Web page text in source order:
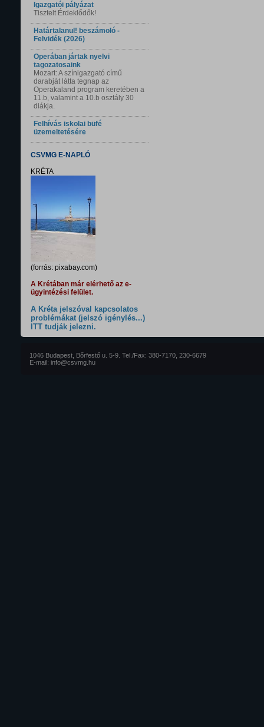
Igazgatói pályázat
Tisztelt Érdeklődők!
Határtalanul! beszámoló -
Felvidék (2026)
Operában jártak nyelvi
tagozatosaink
Mozart: A színigazgató című
darabját látta tegnap az
Operakaland program keretében a
11.b, valamint a 10.b osztály 30
diákja.
Felhívás iskolai büfé
üzemeltetésére
CSVMG E-NAPLÓ
KRÉTA
(forrás: pixabay.com)
A Krétában már elérhető az e-
ügyintézési felület.
A Kréta jelszóval kapcsolatos
problémákat (jelszó igénylés...)
ITT tudják jelezni.
1046 Budapest, Bőrfestő u. 5-9. Tel./Fax: 380-7170, 230-6679
E-mail: info@csvmg.hu